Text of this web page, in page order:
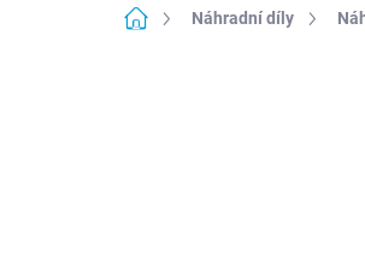
Domů Náhradní díly